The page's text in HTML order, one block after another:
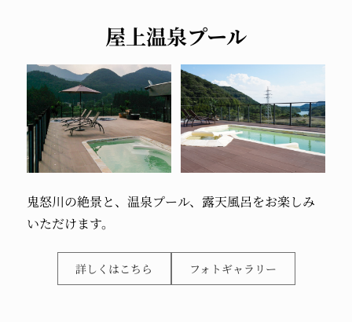
屋上温泉プール
鬼怒川の絶景と、温泉プール、露天風呂をお楽しみ
いただけます。
詳しくはこちら フォトギャラリー